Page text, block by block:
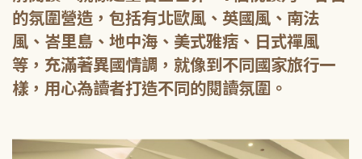
的氛圍營造，包括有北歐風、英國風、南法
風、峇里島、地中海、美式雅痞、日式禪風
等，充滿著異國情調，就像到不同國家旅行一
樣，用心為讀者打造不同的閱讀氛圍。